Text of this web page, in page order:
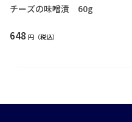
チーズの味噌漬 60g
648 円